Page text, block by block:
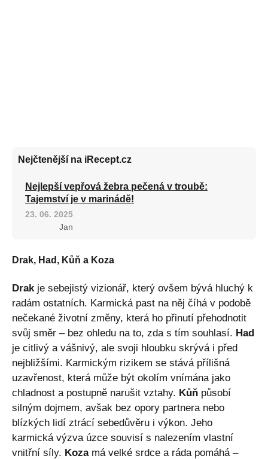
Nejčtenější na iRecept.cz
Nejlepší vepřová žebra pečená v troubě:
Tajemství je v marinádě!
23. 06. 2025
Jan
Drak, Had, Kůň a Koza
Drakje sebejistý vizionář, který ovšem bývá hluchý k
radám ostatních. Karmická past na něj číhá v podobě
nečekané životní změny, která ho přinutí přehodnotit
svůj směr – bez ohledu na to, zda s tím souhlasí. Had
je citlivý a vášnivý, ale svoji hloubku skrývá i před
nejbližšími. Karmickým rizikem se stává přílišná
uzavřenost, která může být okolím vnímána jako
chladnost a postupně narušit vztahy. Kůň působí
silným dojmem, avšak bez opory partnera nebo
blízkých lidí ztrácí sebedůvěru i výkon. Jeho
karmická výzva úzce souvisí s nalezením vlastní
vnitřní síly. Kozamá velké srdce a ráda pomáhá –